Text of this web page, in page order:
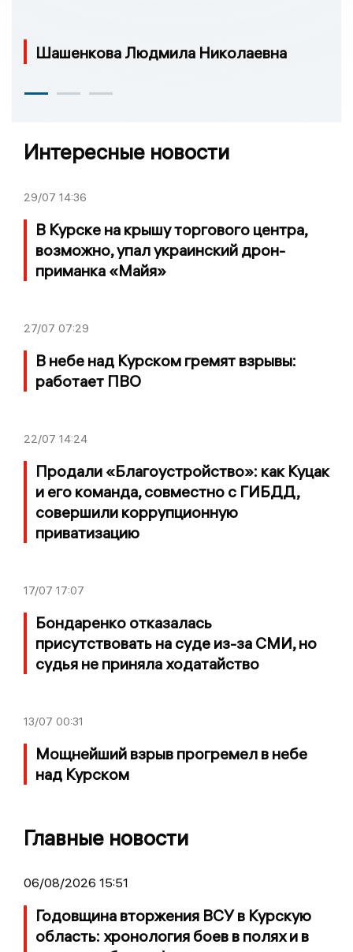
Шашенкова Людмила Николаевна
Интересные новости
29/07 14:36
В Курске на крышу торгового центра,
возможно, упал украинский дрон-
приманка «Майя»
27/07 07:29
В небе над Курском гремят взрывы:
работает ПВО
22/07 14:24
Продали «Благоустройство»: как Куцак
и его команда, совместно с ГИБДД,
совершили коррупционную
приватизацию
17/07 17:07
Бондаренко отказалась
присутствовать на суде из-за СМИ, но
судья не приняла ходатайство
13/07 00:31
Мощнейший взрыв прогремел в небе
над Курском
Главные новости
06/08/2026 15:51
Годовщина вторжения ВСУ в Курскую
область: хронология боев в полях и в